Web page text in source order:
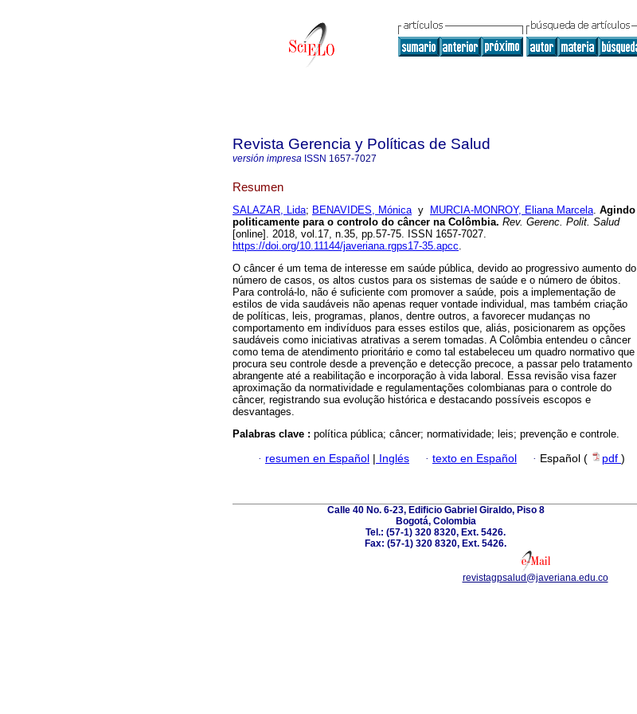
Revista Gerencia y Políticas de Salud
versión impresa ISSN 1657-7027
Resumen
SALAZAR, Lida; BENAVIDES, Mónicay MURCIA-MONROY, Eliana Marcela. Agindo
politicamente para o controlo do câncer na Colômbia. Rev. Gerenc. Polit. Salud
[online]. 2018, vol.17, n.35, pp.57-75. ISSN 1657-7027.
https://doi.org/10.11144/javeriana.rgps17-35.apcc.
O câncer é um tema de interesse em saúde pública, devido ao progressivo aumento do
número de casos, os altos custos para os sistemas de saúde e o número de óbitos.
Para controlá-lo, não é suficiente com promover a saúde, pois a implementação de
estilos de vida saudáveis não apenas requer vontade individual, mas também criação
de políticas, leis, programas, planos, dentre outros, a favorecer mudanças no
comportamento em indivíduos para esses estilos que, aliás, posicionarem as opções
saudáveis como iniciativas atrativas a serem tomadas. A Colômbia entendeu o câncer
como tema de atendimento prioritário e como tal estabeleceu um quadro normativo que
procura seu controle desde a prevenção e detecção precoce, a passar pelo tratamento
abrangente até a reabilitação e incorporação à vida laboral. Essa revisão visa fazer
aproximação da normatividade e regulamentações colombianas para o controle do
câncer, registrando sua evolução histórica e destacando possíveis escopos e
desvantages.
Palabras clave : política pública; câncer; normatividade; leis; prevenção e controle.
· resumen en Español | Inglés · texto en Español · Español ( pdf )
Calle 40 No. 6-23, Edificio Gabriel Giraldo, Piso 8
Bogotá, Colombia
Tel.: (57-1) 320 8320, Ext. 5426.
Fax: (57-1) 320 8320, Ext. 5426.
revistagpsalud@javeriana.edu.co